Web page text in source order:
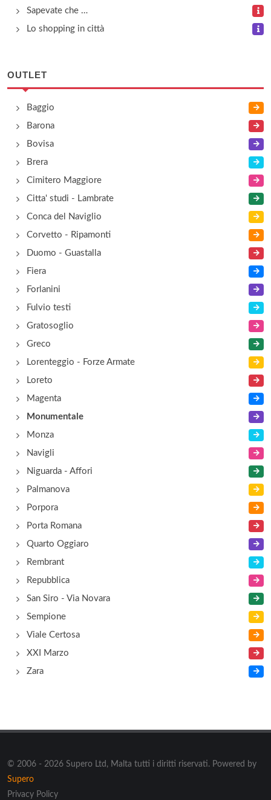
via Paolo Sarpi 4, Milano
T & J Vestor
viale Elvezia 22, Milano
Sapevate che …
Lo shopping in città
OUTLET
Baggio
Barona
Bovisa
Brera
Cimitero Maggiore
Citta' studi - Lambrate
Conca del Naviglio
Corvetto - Ripamonti
Duomo - Guastalla
Fiera
Forlanini
Fulvio testi
Gratosoglio
Greco
Lorenteggio - Forze Armate
Loreto
Magenta
Monumentale
Monza
Navigli
Niguarda - Affori
Palmanova
Porpora
Porta Romana
Quarto Oggiaro
Rembrant
Repubblica
San Siro - Via Novara
Sempione
Viale Certosa
XXI Marzo
Zara
© 2006 - 2026 Supero Ltd, Malta tutti i diritti riservati. Powered by
Supero
Privacy Policy